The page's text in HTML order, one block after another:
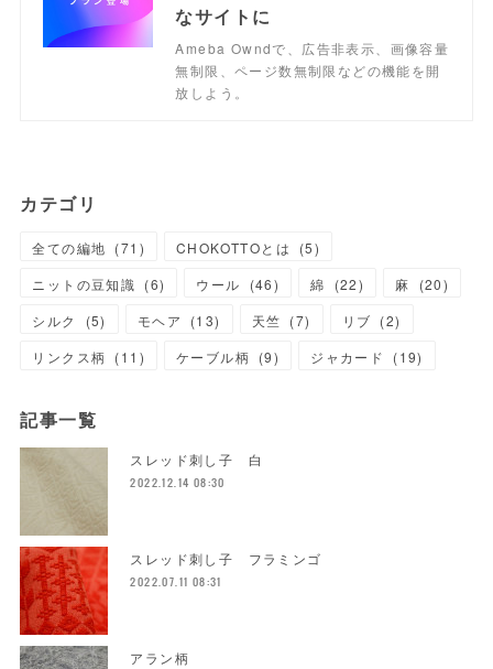
なサイトに
Ameba Owndで、広告非表示、画像容量
無制限、ページ数無制限などの機能を開
放しよう。
カテゴリ
全ての編地 (71 ) CHOKOTTOとは (5)
ニットの豆知識
(6) ウール (46) 綿 (22) 麻 (20)
シルク
(5) モヘア (13) 天竺 (7) リブ (2)
リンクス柄 (11 ) ケーブル柄 (9) ジャカード (19)
記事一覧
スレッド刺し子 白
2022.12.14 08:30
スレッド刺し子 フラミンゴ
2022.07.11 08:31
アラン柄